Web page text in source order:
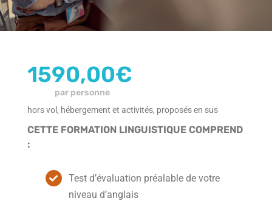
1590,00€
par personne
hors vol, hébergement et activités, proposés en sus
CETTE FORMATION LINGUISTIQUE COMPREND
:
Test d’évaluation préalable de votre
niveau d’anglais